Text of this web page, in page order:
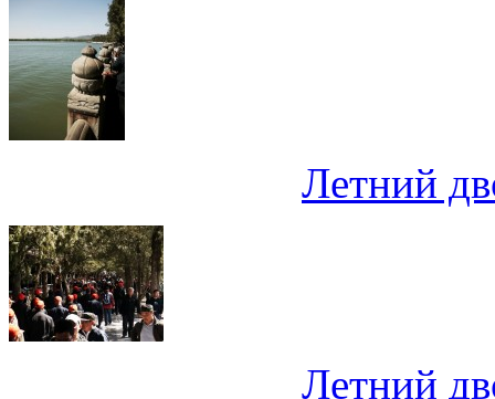
Летний
Летний